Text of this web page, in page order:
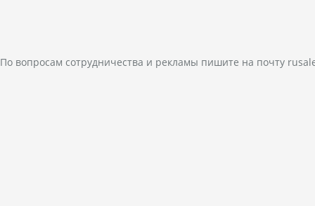
По вопросам сотрудничества и рекламы пишите на почту